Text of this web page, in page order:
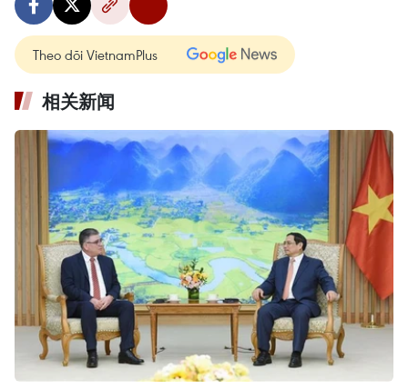
Theo dõi VietnamPlus
相关新闻